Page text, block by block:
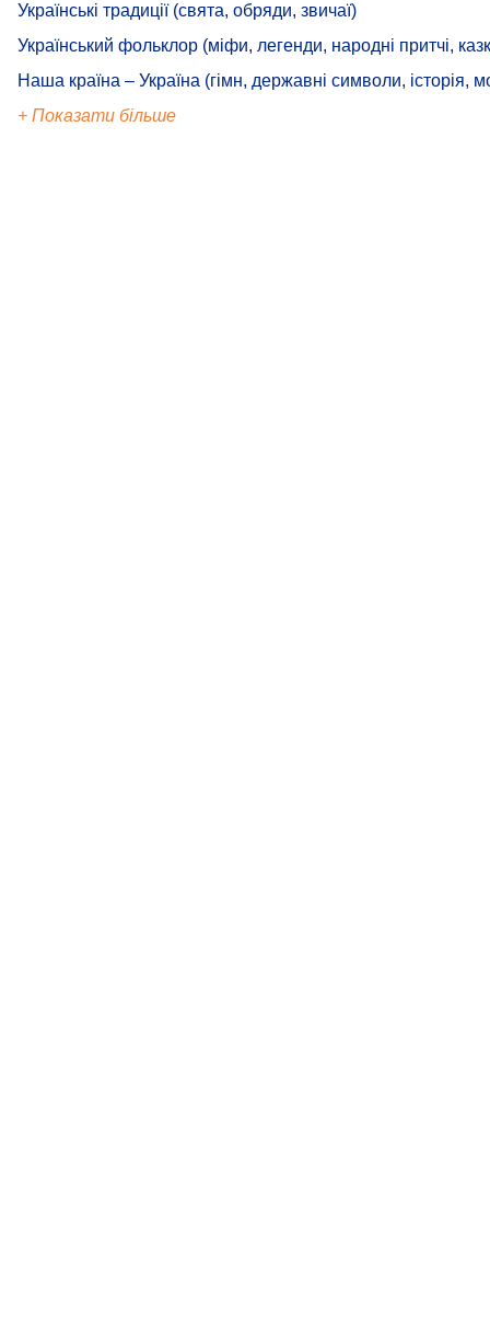
Українські традиції (свята, обряди, звичаї)
Український фольклор (міфи, легенди, народні притчі,
Наша країна – Україна (гімн, державні символи, історія,
+ Показати більше